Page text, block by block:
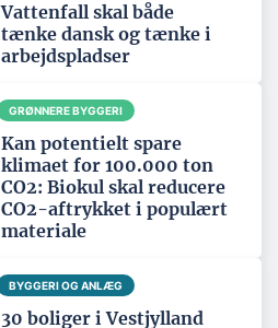
Vattenfall skal både
tænke dansk og tænke i
arbejdspladser
GRØNNERE BYGGERI
Kan potentielt spare
klimaet for 100.000 ton
CO2: Biokul skal reducere
CO2-aftrykket i populært
materiale
BYGGERI OG ANLÆG
30 boliger i Vestjylland